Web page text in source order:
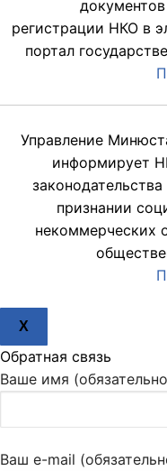
регистрации НКО в
портал
Управление
информирует
признании
некоммерческих
X
Обратная связь
Ваше имя
Ваш e-mail